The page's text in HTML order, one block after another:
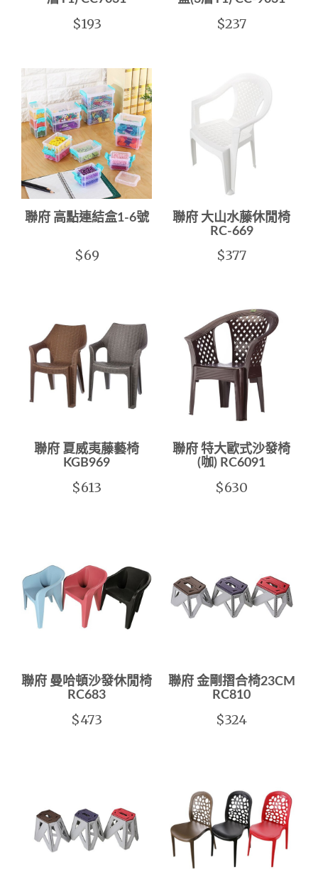
$193 $237
聯府 高點連結盒1-6號
$69
聯府 大山水藤休閒椅
RC-669
$377
聯府 夏威夷藤藝椅
KGB969
$613
聯府 特大歐式沙發椅
(咖) RC6091
$630
聯府 曼哈頓沙發休閒椅
RC683
$473
聯府 金剛摺合椅23CM
RC810
$324